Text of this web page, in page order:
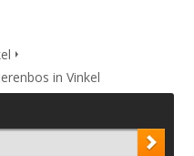
in Vinkel